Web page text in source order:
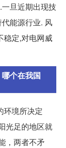
旦近期出现技
能源行业. 风
稳定,对电网威
个在我国
环境所决定
光足的地区就
，两者不矛